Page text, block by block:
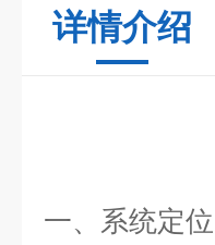
详情介绍
一、系统定位